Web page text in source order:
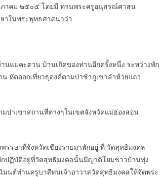
ภาคม ๒๕๐๕ โดยมี ท่านพระครูอนุสรณ์ศาสน
าในพระพุทธศาสนาว่า
แม่คะตวน บ้านเกิดของท่านอีกครั้งหนึ่ง ระหว่างพัก
หัดออกเที่ยวธุดงค์ตามป่าช้าภูเขาลำห้วยแถว
ป่าเขาสถานที่ต่างๆในเขตจังหวัดแม่ฮ่องสอน
รษาที่จังหวัดเชียงรายมาพักอยู่ ที่ วัดสุทธิมงคล
กปฏิบัติอยู่ที่วัดสุทธิมงคลนั้นมีญาติโยมชาวบ้านทุ่ง
มนต์ท่านครูบาสีทนเจ้าอาวาสวัดสุทธิมงคลให้จัดพระ